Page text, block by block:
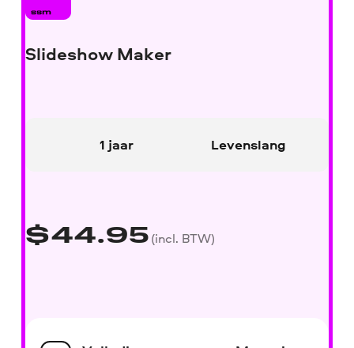
Slideshow Maker
1 jaar Levenslang
$44.95(incl. BTW)